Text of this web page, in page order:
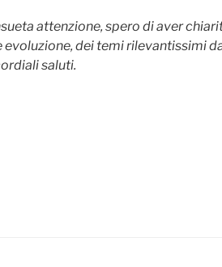
attenzione, spero di aver
dei temi rilevantissimi
saluti.